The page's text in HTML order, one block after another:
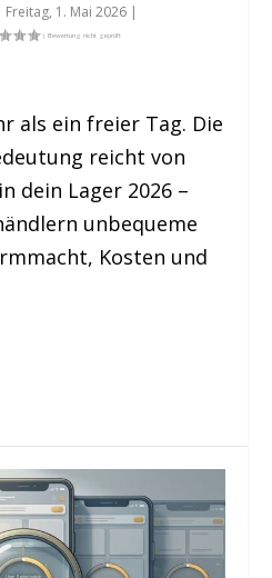
Freitag, 1. Mai 2026 |
als ein freier Tag. Die
reicht von
dein Lager 2026 –
unbequeme
Kosten und